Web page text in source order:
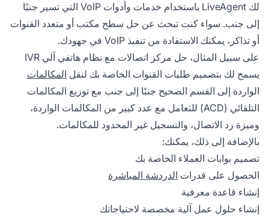
لك LiveAgent باستخدام خدمات وأدوات VoIP التي تسير جنبًا
إلى جنب. سواء كنت تبحث عن حل سطح مكتب أو متعدد القنوات
أو تذاكر، يمكنك الاستفادة من تنفيذ VoIP في جهودك.
على سبيل المثال، حل مركز اتصالات مع نظام هاتفي آلي IVR
يسمح لك بتصميم طلبات القنوات الخاصة بك لنقل المكالمات
الواردة إلى القسم الصحيح جنبًا إلى جنب مع توزيع المكالمات
التلقائي (ACD) للتعامل مع عدد كبير من المكالمات الواردة،
وميزة رد الاتصال، والتسجيل غير المحدود للمكالمات.
بالإضافة إلى ذلك، يمكنك:
تصميم بوابات العملاء الخاصة بك
الحصول على قدرات الدردشة المباشرة
إنشاء قاعدة معرفية
إنشاء حلول عمل آلية مخصصة لاحتياجاتك